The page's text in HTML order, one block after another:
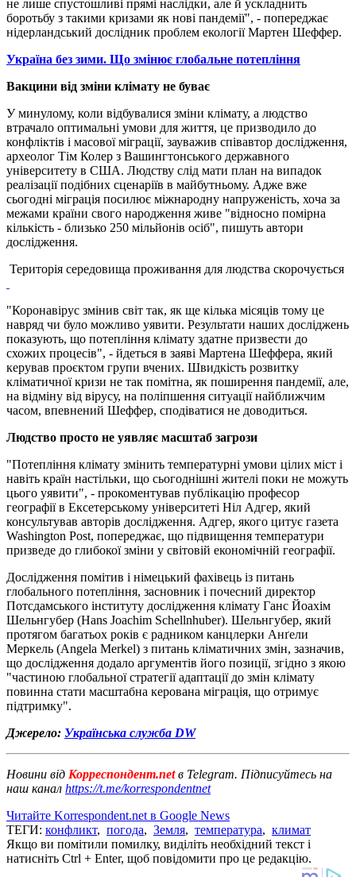
не лише спустошливі прямі наслідки, але й ускладнить
боротьбу з такими кризами як нові пандемії", - попереджає
нідерландський дослідник проблем екології Мартен Шеффер.
Україна без зими. Що змінює глобальне потепління
Вакцини від зміни клімату не буває
У минулому, коли відбувалися зміни клімату, а людство
втрачало оптимальні умови для життя, це призводило до
конфліктів і масової міграції, зауважив співавтор дослідження,
археолог Тім Колер з Вашингтонського державного
університету в США. Людству слід мати план на випадок
реалізації подібних сценаріїв в майбутньому. Адже вже
сьогодні міграція посилює міжнародну напруженість, хоча за
межами країни свого народження живе "відносно помірна
кількість - близько 250 мільйонів осіб", пишуть автори
дослідження.
Територія середовища проживання для людства скорочується
"Коронавірус змінив світ так, як ще кілька місяців тому це
навряд чи було можливо уявити. Результати наших досліджень
показують, що потепління клімату здатне призвести до
схожих процесів", - йдеться в заяві Мартена Шеффера, який
керував проєктом групи вчених. Швидкість розвитку
кліматичної кризи не так помітна, як поширення пандемії, але,
на відміну від вірусу, на поліпшення ситуації найближчим
часом, впевнений Шеффер, сподіватися не доводиться.
Людство просто не уявляє масштаб загрози
"Потепління клімату змінить температурні умови цілих міст і
навіть країн настільки, що сьогоднішні жителі поки не можуть
цього уявити", - прокоментував публікацію професор
географії в Ексетерському університеті Ніл Адгер, який
консультував авторів дослідження. Адгер, якого цитує газета
Washington Post, попереджає, що підвищення температури
призведе до глибокої зміни у світовій економічній географії.
Дослідження помітив і німецький фахівець із питань
глобального потепління, засновник і почесний директор
Потсдамського інституту дослідження клімату Ганс Йоахім
Шельнгубер (Hans Joachim Schellnhuber). Шельнгубер, який
протягом багатьох років є радником канцлерки Анґели
Меркель (Angela Merkel) з питань кліматичних змін, зазначив,
що дослідження додало аргументів його позиції, згідно з якою
"частиною глобальної стратегії адаптації до змін клімату
повинна стати масштабна керована міграція, що отримує
підтримку".
Джерело: Українська служба DW
Новини від Корреспондент.netв Telegram. Підписуйтесь на
наш канал https://t.me/korrespondentnet
Читайте Korrespondent.net в Google News
ТЕГИ: конфликт, погода, Земля, температура, климат
Якщо ви помітили помилку, виділіть необхідний текст і
натисніть Ctrl + Enter, щоб повідомити про це редакцію.